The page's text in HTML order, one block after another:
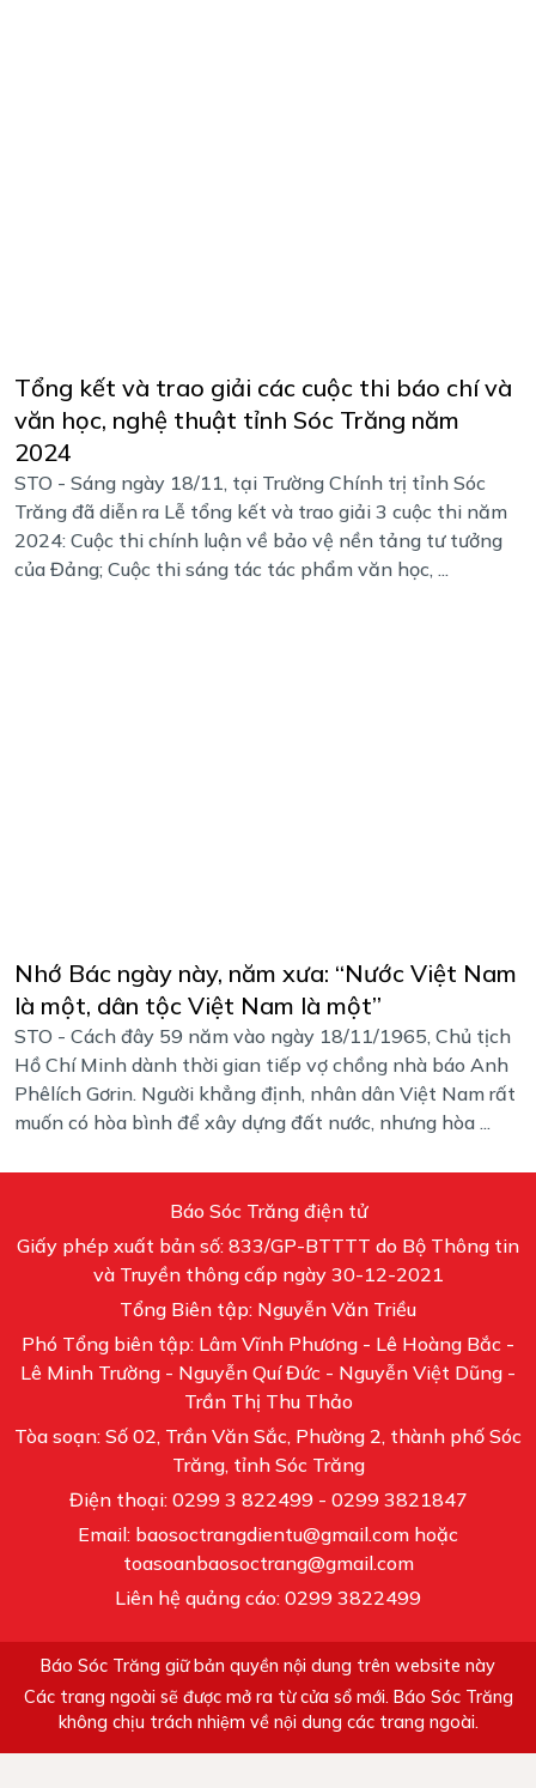
Tổng kết và trao giải các cuộc thi báo chí và
văn học, nghệ thuật tỉnh Sóc Trăng năm
2024
STO - Sáng ngày 18/11, tại Trường Chính trị tỉnh Sóc
Trăng đã diễn ra Lễ tổng kết và trao giải 3 cuộc thi năm
2024: Cuộc thi chính luận về bảo vệ nền tảng tư tưởng
của Đảng; Cuộc thi sáng tác tác phẩm văn học, ...
Nhớ Bác ngày này, năm xưa: “Nước Việt Nam
là một, dân tộc Việt Nam là một”
STO - Cách đây 59 năm vào ngày 18/11/1965, Chủ tịch
Hồ Chí Minh dành thời gian tiếp vợ chồng nhà báo Anh
Phêlích Gơrin. Người khẳng định, nhân dân Việt Nam rất
muốn có hòa bình để xây dựng đất nước, nhưng hòa ...
Báo Sóc Trăng điện tử
Giấy phép xuất bản số: 833/GP-BTTTT do Bộ Thông tin
và Truyền thông cấp ngày 30-12-2021
Tổng Biên tập: Nguyễn Văn Triều
Phó Tổng biên tập: Lâm Vĩnh Phương - Lê Hoàng Bắc -
Lê Minh Trường - Nguyễn Quí Đức - Nguyễn Việt Dũng -
Trần Thị Thu Thảo
Tòa soạn: Số 02, Trần Văn Sắc, Phường 2, thành phố Sóc
Trăng, tỉnh Sóc Trăng
Điện thoại: 0299 3 822499 - 0299 3821847
Email: baosoctrangdientu@gmail.com hoặc
toasoanbaosoctrang@gmail.com
Liên hệ quảng cáo: 0299 3822499
Báo Sóc Trăng giữ bản quyền nội dung trên website này
Các trang ngoài sẽ được mở ra từ cửa sổ mới. Báo Sóc Trăng
không chịu trách nhiệm về nội dung các trang ngoài.